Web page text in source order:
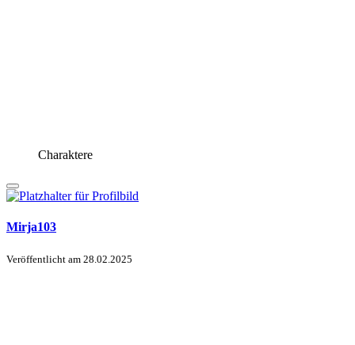
Charaktere
Mirja103
Veröffentlicht am 28.02.2025